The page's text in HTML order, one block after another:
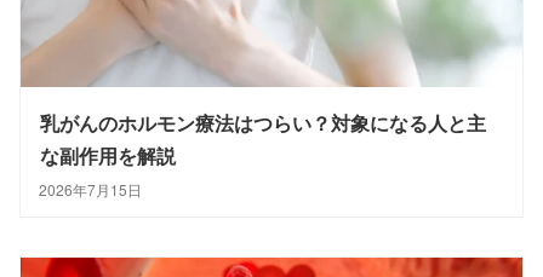
乳がんのホルモン療法はつらい？対象になる人と主
な副作用を解説
2026年7月15日